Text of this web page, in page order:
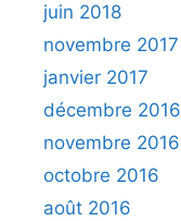
juin 2018
novembre 2017
janvier 2017
décembre 2016
novembre 2016
octobre 2016
août 2016